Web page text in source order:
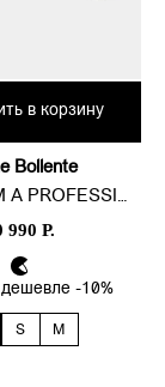
в корзину
Bollente
990 Р.
-10%
S M